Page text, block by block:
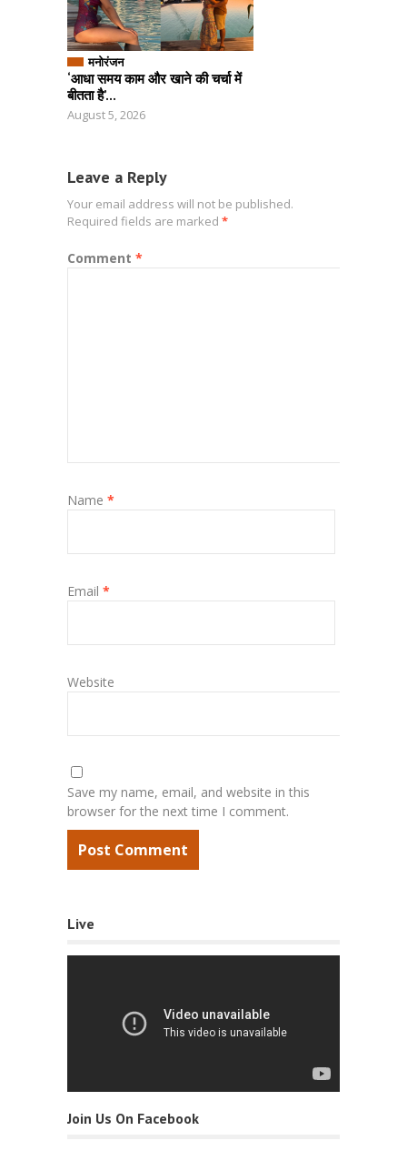
मनोरंजन
‘आधा समय काम और खाने की चर्चा में
बीतता है’...
August 5, 2026
Leave a Reply
Your email address will not be published.
Required fields are marked *
Comment *
Name *
Email *
Website
Save my name, email, and website in this
browser for the next time I comment.
Live
Join Us On Facebook